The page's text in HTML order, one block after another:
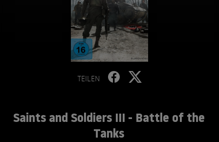
TEILEN
Saints and Soldiers III - Battle of the
Tanks